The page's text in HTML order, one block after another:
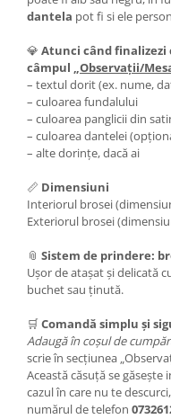
dantela pot fi si ele
💎 Atunci când finalizezi
câmpul „Observații/
– textul dorit (ex. nume,
– culoarea fundalului
– culoarea panglicii din
– culoarea dantelei
– alte dorințe, dacă ai
📏 Dimensiuni
Interiorul brosei
Exteriorul brosei
📎 Sistem de prindere:
Ușor de atașat și delicată
buchet sau ținută.
🛒 Comandă simplu și
Adaugă în coșul de
scrie în secțiunea
Această căsuță se găsește
cazul în care nu te
numărul de telefon